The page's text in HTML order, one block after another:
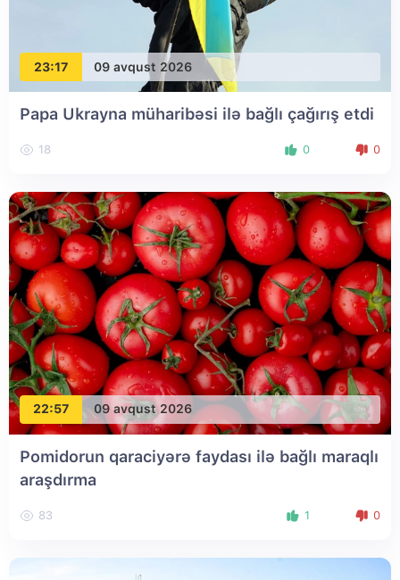
23:17 09 avqust 2026
Papa Ukrayna müharibəsi ilə bağlı çağırış etdi
18 0 0
22:57 09 avqust 2026
Pomidorun qaraciyərə faydası ilə bağlı maraqlı
araşdırma
83 1 0